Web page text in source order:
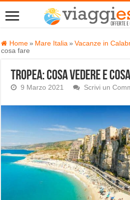
Home » Mare Italia » Vacanze in
cosa fare
Tropea: cosa vedere e
9 Marzo 2021 Scrivi un